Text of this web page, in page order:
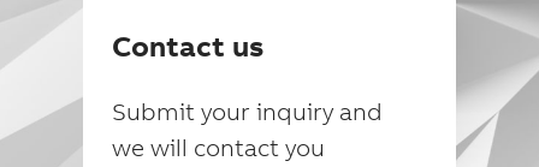
Contact us
Submit your inquiry and
we will contact you